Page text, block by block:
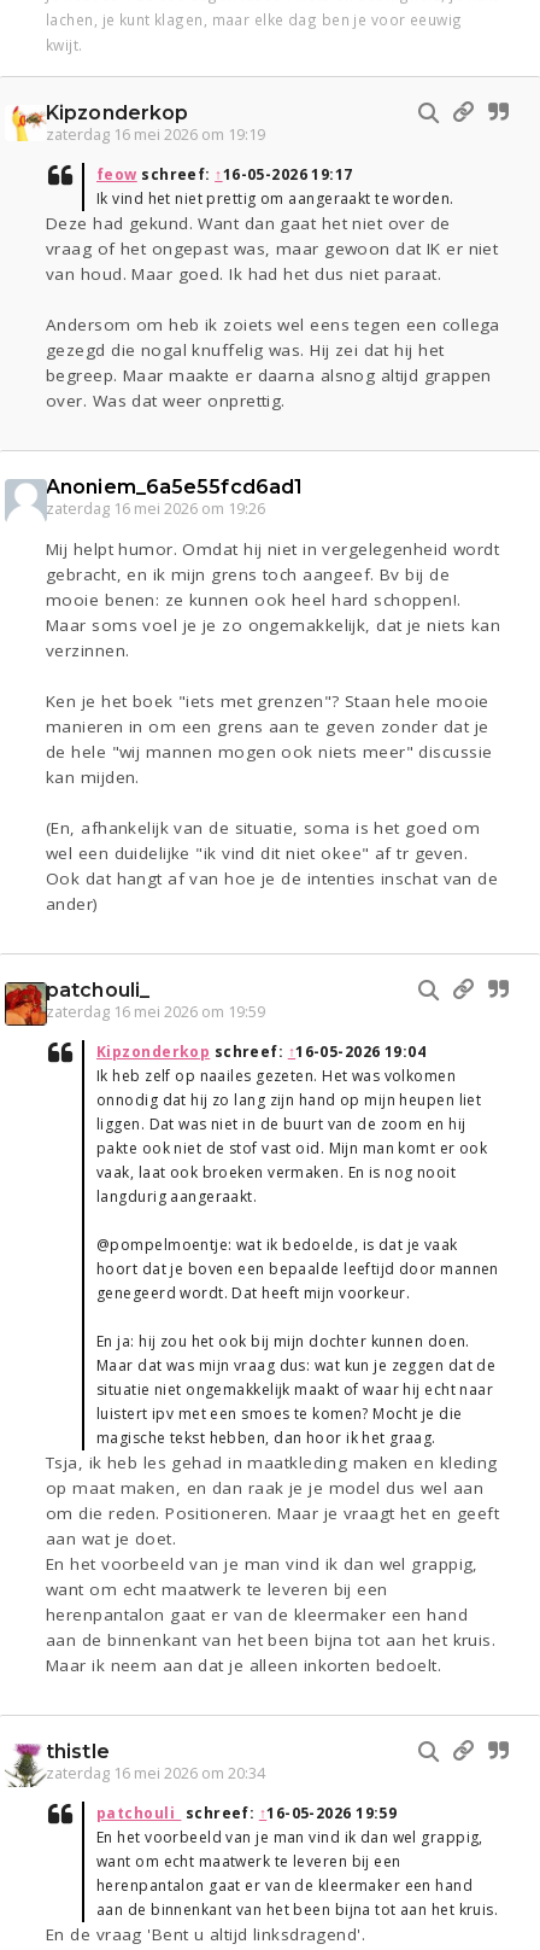
lachen, je kunt klagen, maar elke dag ben je voor eeuwig
kwijt.
Kipzonderkop
zaterdag 16 mei 2026 om 19:19
feow schreef: ↑16-05-2026 19:17
Ik vind het niet prettig om aangeraakt te worden.
Deze had gekund. Want dan gaat het niet over de
vraag of het ongepast was, maar gewoon dat IK er niet
van houd. Maar goed. Ik had het dus niet paraat.
Andersom om heb ik zoiets wel eens tegen een collega
gezegd die nogal knuffelig was. Hij zei dat hij het
begreep. Maar maakte er daarna alsnog altijd grappen
over. Was dat weer onprettig.
Anoniem_6a5e55fcd6ad1
zaterdag 16 mei 2026 om 19:26
Mij helpt humor. Omdat hij niet in vergelegenheid wordt
gebracht, en ik mijn grens toch aangeef. Bv bij de
mooie benen: ze kunnen ook heel hard schoppen!.
Maar soms voel je je zo ongemakkelijk, dat je niets kan
verzinnen.
Ken je het boek "iets met grenzen"? Staan hele mooie
manieren in om een grens aan te geven zonder dat je
de hele "wij mannen mogen ook niets meer" discussie
kan mijden.
(En, afhankelijk van de situatie, soma is het goed om
wel een duidelijke "ik vind dit niet okee" af tr geven.
Ook dat hangt af van hoe je de intenties inschat van de
ander)
patchouli_
zaterdag 16 mei 2026 om 19:59
Kipzonderkop schreef: ↑16-05-2026 19:04
Ik heb zelf op naailes gezeten. Het was volkomen
onnodig dat hij zo lang zijn hand op mijn heupen liet
liggen. Dat was niet in de buurt van de zoom en hij
pakte ook niet de stof vast oid. Mijn man komt er ook
vaak, laat ook broeken vermaken. En is nog nooit
langdurig aangeraakt.
@pompelmoentje: wat ik bedoelde, is dat je vaak
hoort dat je boven een bepaalde leeftijd door mannen
genegeerd wordt. Dat heeft mijn voorkeur.
En ja: hij zou het ook bij mijn dochter kunnen doen.
Maar dat was mijn vraag dus: wat kun je zeggen dat de
situatie niet ongemakkelijk maakt of waar hij echt naar
luistert ipv met een smoes te komen? Mocht je die
magische tekst hebben, dan hoor ik het graag.
Tsja, ik heb les gehad in maatkleding maken en kleding
op maat maken, en dan raak je je model dus wel aan
om die reden. Positioneren. Maar je vraagt het en geeft
aan wat je doet.
En het voorbeeld van je man vind ik dan wel grappig,
want om echt maatwerk te leveren bij een
herenpantalon gaat er van de kleermaker een hand
aan de binnenkant van het been bijna tot aan het kruis.
Maar ik neem aan dat je alleen inkorten bedoelt.
thistle
zaterdag 16 mei 2026 om 20:34
patchouli_
schreef: ↑16-05-2026 19:59
En het voorbeeld van je man vind ik dan wel grappig,
want om echt maatwerk te leveren bij een
herenpantalon gaat er van de kleermaker een hand
aan de binnenkant van het been bijna tot aan het kruis.
En de vraag 'Bent u altijd linksdragend'.